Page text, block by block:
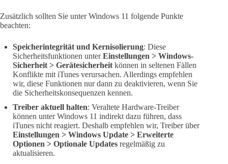
Zusätzlich sollten Sie unter Windows 11 folgende Punkte
beachten:
Speicherintegrität und Kernisolierung: Diese
Sicherheitsfunktionen unterEinstellungen > Windows-
Sicherheit > Gerätesicherheit können in seltenen Fällen
Konflikte mit iTunes verursachen. Allerdings empfehlen
wir, diese Funktionen nur dann zu deaktivieren, wenn Sie
die Sicherheitskonsequenzen kennen.
Treiber aktuell halten: Veraltete Hardware-Treiber
können unter Windows 11 indirekt dazu führen, dass
iTunes nicht reagiert. Deshalb empfehlen wir, Treiber über
Einstellungen > Windows Update > Erweiterte
Optionen > Optionale Updates regelmäßig zu
aktualisieren.